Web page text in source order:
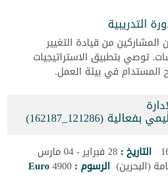
التدريبية
المشاركين من قيادة التغيير
توصي بتطبيق الاستراتيجيات
المستدام في بيئة العمل.
(121286_162187)
التاريخ : 28 فبراير - 04 مارس
(البحرين) الرسوم :4900
Euro